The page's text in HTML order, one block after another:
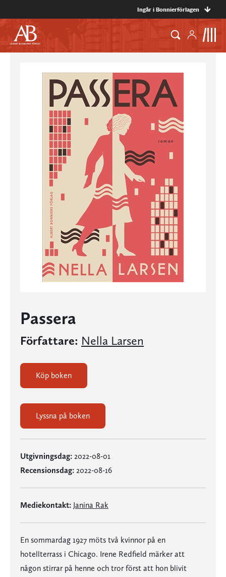
Ingår i Bonnierförlagen
Passera
Författare: Nella Larsen
Köp boken
Lyssna på boken
Utgivningsdag: 2022-08-01
Recensionsdag: 2022-08-16
Mediekontakt: Janina Rak
En sommardag 1927 möts två kvinnor på en
hotellterrass i Chicago. Irene Redfield märker att
någon stirrar på henne och tror först att hon blivit